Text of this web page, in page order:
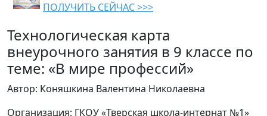
ПОЛУЧИТЬ СЕЙЧАС >>>
Технологическая карта
внеурочного занятия в 9 классе по
теме: «В мире профессий»
Автор: Коняшкина Валентина Николаевна
Организация: ГКОУ «Тверская школа-интернат №1»